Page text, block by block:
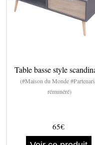
Table basse style
(#Maison du Monde
rémunéré)
65€